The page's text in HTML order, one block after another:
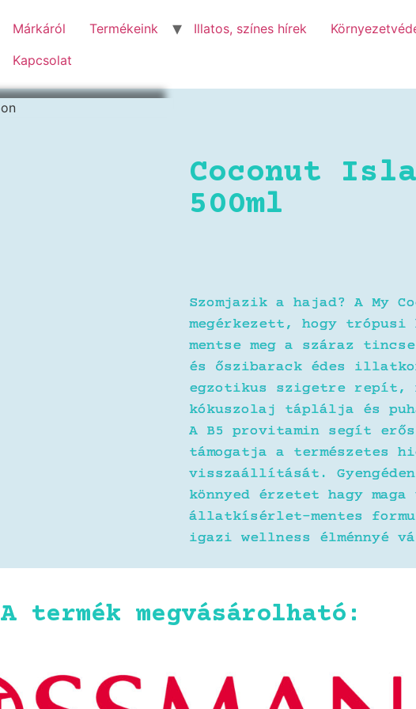
Márkáról Termékeink Illatos, színes hírek
Kapcsolat
Coconut
500ml
Szomjazik a hajad? A My
megérkezett, hogy trópusi
mentse meg a száraz
és őszibarack édes
egzotikus szigetre repít,
kókuszolaj táplálja és
A B5 provitamin segít
támogatja a természetes
visszaállítását.
könnyed érzetet hagy maga
állatkísérlet-mentes
igazi wellness élménnyé
A termék megvásárolható: